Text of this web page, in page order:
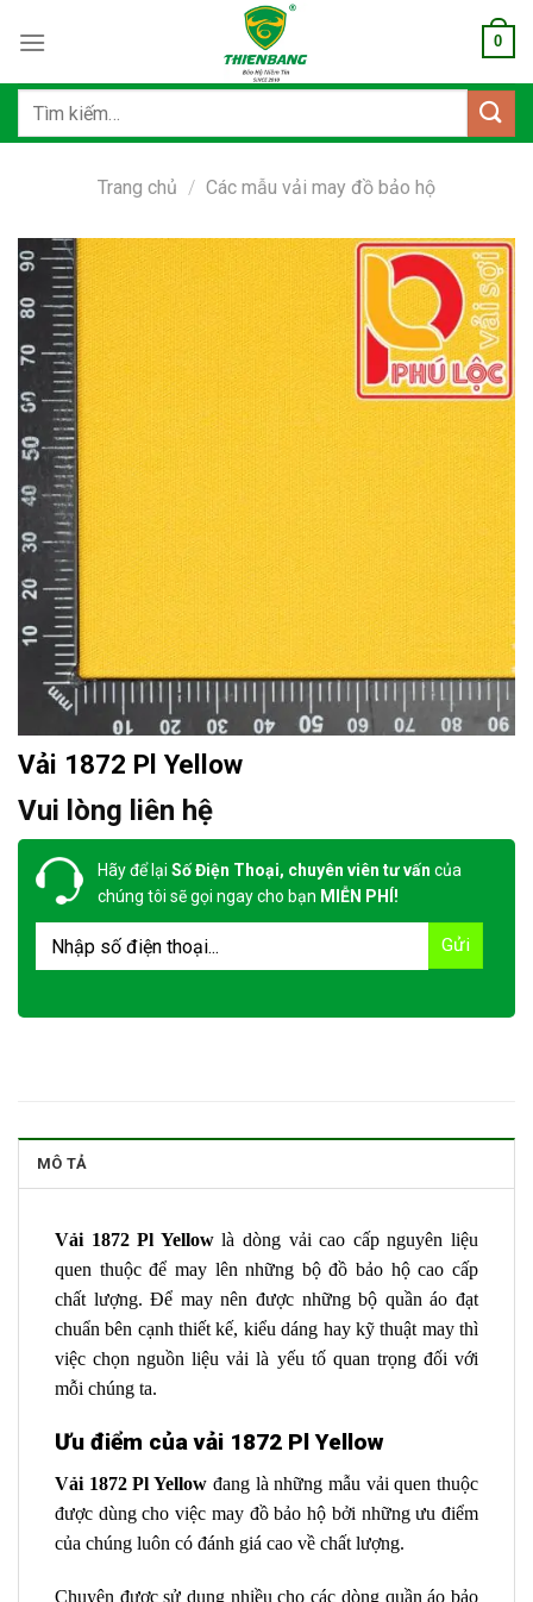
qua
dung
0
Tìm
Trang chủ / Các mẫu vải may đồ bảo hộ
Vải 1872 Pl Yellow
Vui lòng liên hệ
Hãy để lại Số Điện Thoại, chuyên viên tư vấn của
chúng tôi sẽ gọi ngay cho bạn MIỄN PHÍ!
MÔ TẢ
Vải 1872 Pl Yellowlà dòng vải cao cấp nguyên liệu
quen thuộc để may lên những bộ đồ bảo hộ cao cấp
chất lượng.Để may nên được những bộ quần áo đạt
chuẩn bên cạnh thiết kế, kiểu dáng hay kỹ thuật may thì
việc chọn nguồn liệu vải là yếu tố quan trọng đối với
mỗi chúng ta.
Ưu điểm của vải 1872 Pl Yellow
Vải 1872 Pl Yellow đang là những mẫu vải quen thuộc
được dùng cho việc may đồ bảo hộ bởi những ưu điểm
của chúng luôn có đánh giá cao về chất lượng.
Chuyên được sử dụng nhiều cho các dòng quần áo bảo